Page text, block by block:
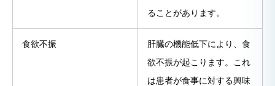
ることがあります。
食欲不振
肝臓の機能低下により、食
欲不振が起こります。これ
は患者が食事に対する興味